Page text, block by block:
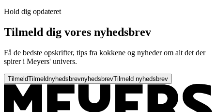
Hold dig opdateret
Tilmeld dig vores nyhedsbrev
Få de bedste opskrifter, tips fra kokkene og nyheder om alt det der
spirer i Meyers' univers.
TilmeldTilmeldnyhedsbrevnyhedsbrevTilmeld nyhedsbrev